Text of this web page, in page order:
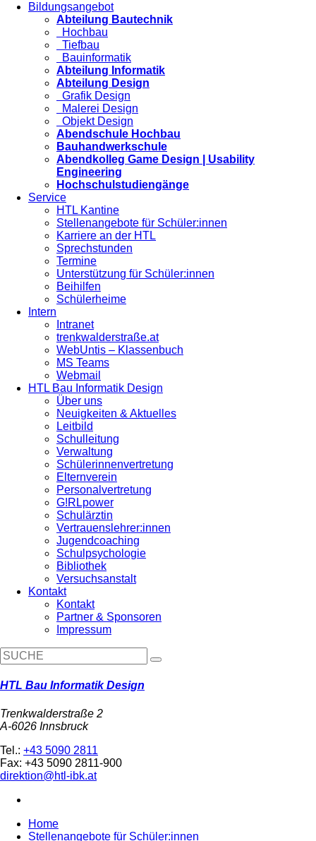
Bildungsangebot
Abteilung Bautechnik
Hochbau
Tiefbau
Bauinformatik
Abteilung Informatik
Abteilung Design
Grafik Design
Malerei Design
Objekt Design
Abendschule Hochbau
Bauhandwerkschule
Abendkolleg Game Design | Usability
Engineering
Hochschulstudiengänge
Service
HTL Kantine
Stellenangebote für Schüler:innen
Karriere an der HTL
Sprechstunden
Termine
Unterstützung für Schüler:innen
Beihilfen
Schülerheime
Intern
Intranet
trenkwalderstraße.at
WebUntis – Klassenbuch
MS Teams
Webmail
HTL Bau Informatik Design
Über uns
Neuigkeiten & Aktuelles
Leitbild
Schulleitung
Verwaltung
Schülerinnenvertretung
Elternverein
Personalvertretung
G!RLpower
Schulärztin
Vertrauenslehrer:innen
Jugendcoaching
Schulpsychologie
Bibliothek
Versuchsanstalt
Kontakt
Kontakt
Partner & Sponsoren
Impressum
HTL Bau Informatik Design
Trenkwalderstraße 2
A-6026 Innsbruck
Tel.: +43 5090 2811
Fax: +43 5090 2811-900
direktion@htl-ibk.at
Home
Stellenangebote für Schüler:innen